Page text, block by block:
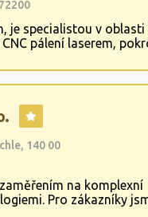
je specialistou v oblasti
pálení laserem,
špičkových
odvětví. Díky
140 00
na komplexní
Pro zákazníky